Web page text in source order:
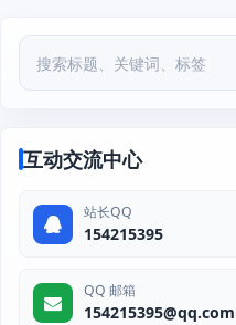
互动交流中心
站长QQ
154215395
QQ 邮箱
154215395@qq.com